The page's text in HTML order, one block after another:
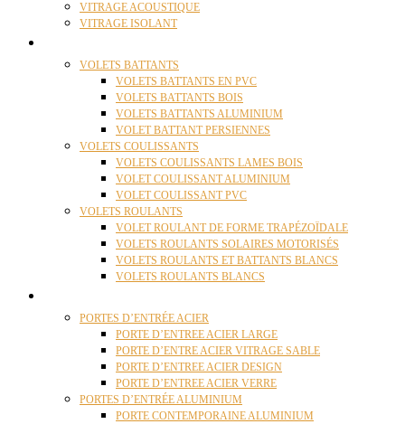
VITRAGE ACOUSTIQUE
VITRAGE ISOLANT
VOLETS BATTANTS
VOLETS BATTANTS EN PVC
VOLETS BATTANTS BOIS
VOLETS BATTANTS ALUMINIUM
VOLET BATTANT PERSIENNES
VOLETS COULISSANTS
VOLETS COULISSANTS LAMES BOIS
VOLET COULISSANT ALUMINIUM
VOLET COULISSANT PVC
VOLETS ROULANTS
VOLET ROULANT DE FORME TRAPÉZOÏDALE
VOLETS ROULANTS SOLAIRES MOTORISÉS
VOLETS ROULANTS ET BATTANTS BLANCS
VOLETS ROULANTS BLANCS
PORTES D’ENTRÉE ACIER
PORTE D’ENTREE ACIER LARGE
PORTE D’ENTRE ACIER VITRAGE SABLE
PORTE D’ENTREE ACIER DESIGN
PORTE D’ENTREE ACIER VERRE
PORTES D’ENTRÉE ALUMINIUM
PORTE CONTEMPORAINE ALUMINIUM